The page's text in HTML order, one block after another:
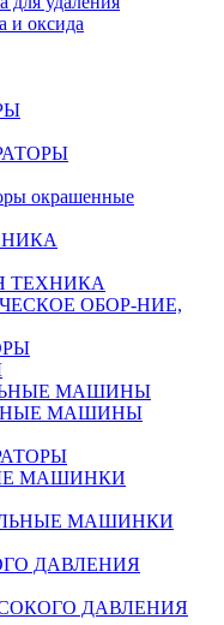
и оксида
окрашенные
ТЕХНИКА
ОБОР-НИЕ,
МАШИНЫ
МАШИНЫ
МАШИНКИ
МАШИНКИ
ДАВЛЕНИЯ
ДАВЛЕНИЯ